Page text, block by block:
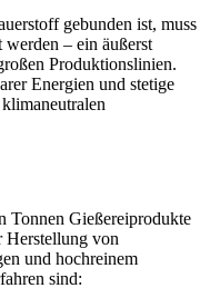
gebunden ist, muss
– ein äußerst
Produktionslinien.
Energien und stetige
Gießereiprodukte
von
und hochreinem
sind: